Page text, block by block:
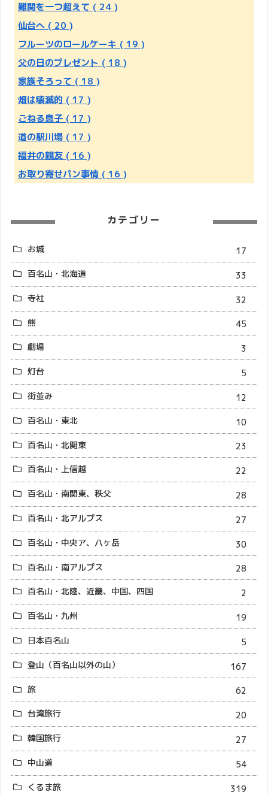
難関を一つ超えて ( 24 )
仙台へ ( 20 )
フルーツのロールケーキ ( 19 )
父の日のプレゼント ( 18 )
家族そろって ( 18 )
畑は壊滅的 ( 17 )
ごねる息子 ( 17 )
道の駅川場 ( 17 )
福井の親友 ( 16 )
お取り寄せパン事情 ( 16 )
カテゴリー
お城
17
百名山・北海道
33
寺社
32
熊
45
劇場
3
灯台
5
街並み
12
百名山・東北
10
百名山・北関東
23
百名山・上信越
22
百名山・南関東、秩父
28
百名山・北アルプス
27
百名山・中央ア、八ヶ岳
30
百名山・南アルプス
28
百名山・北陸、近畿、中国、四国
2
百名山・九州
19
日本百名山
5
登山（百名山以外の山）
167
旅
62
台湾旅行
20
韓国旅行
27
中山道
54
くるま旅
319